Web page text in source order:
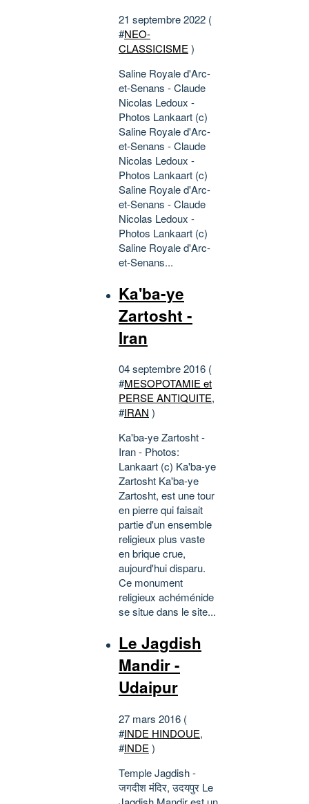
21 septembre 2022 (
#NEO-
CLASSICISME )
Saline Royale d'Arc-
et-Senans - Claude
Nicolas Ledoux -
Photos Lankaart (c)
Saline Royale d'Arc-
et-Senans - Claude
Nicolas Ledoux -
Photos Lankaart (c)
Saline Royale d'Arc-
et-Senans - Claude
Nicolas Ledoux -
Photos Lankaart (c)
Saline Royale d'Arc-
et-Senans...
Ka'ba-ye
Zartosht -
Iran
04 septembre 2016 (
#MESOPOTAMIE et
PERSE ANTIQUITE,
#IRAN )
Ka'ba-ye Zartosht -
Iran - Photos:
Lankaart (c) Ka'ba-ye
Zartosht Ka'ba-ye
Zartosht, est une tour
en pierre qui faisait
partie d'un ensemble
religieux plus vaste
en brique crue,
aujourd'hui disparu.
Ce monument
religieux achéménide
se situe dans le site...
Le Jagdish
Mandir -
Udaipur
27 mars 2016 (
#INDE HINDOUE,
#INDE )
Temple Jagdish -
जगदीश मंदिर, उदयपुर Le